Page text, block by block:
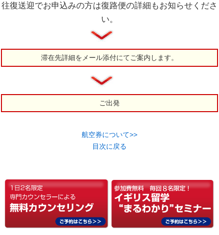
往復送迎でお申込みの方は復路便の詳細もお知らせくださ
い。
滞在先詳細をメール添付にてご案内します。
ご出発
航空券について>>
目次に戻る